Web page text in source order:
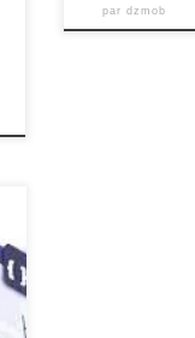
pardzmob